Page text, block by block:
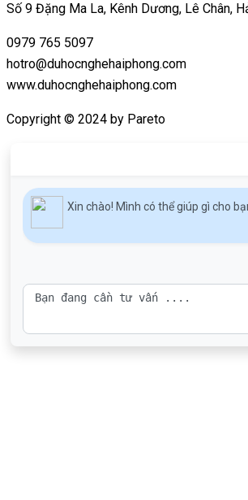
Số 9 Đặng Ma La, Kênh Dương, Lê Chân,
0979 765 5097
hotro@duhocnghehaiphong.com
www.duhocnghehaiphong.com
Copyright © 2024 by Pareto
Xin chào! Mình có thể giúp gì cho